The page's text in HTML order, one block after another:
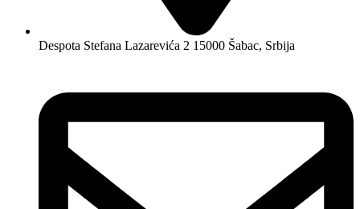
Despota Stefana Lazarevića 2 15000 Šabac, Srbija